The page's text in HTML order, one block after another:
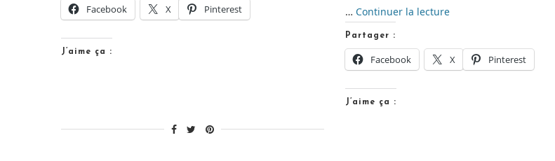
Chambre
Facebook X Pinterest
J’aime ça :
… Continuer la lecturede
votre
intérieur
Partager :
Facebook X Pinterest
J’aime ça :